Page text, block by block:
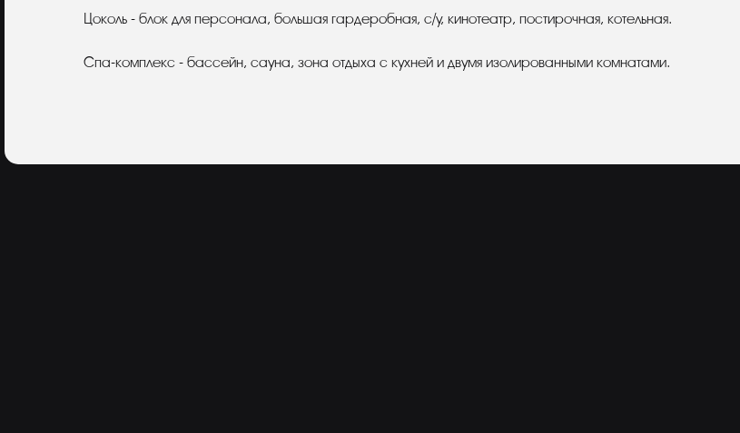
Цоколь - блок для персонала, большая гардеробная, c/у, кинотеатр, постирочная, котельная.
Спа-комплекс - бассейн, сауна, зона отдыха с кухней и двумя изолированными комнатами.